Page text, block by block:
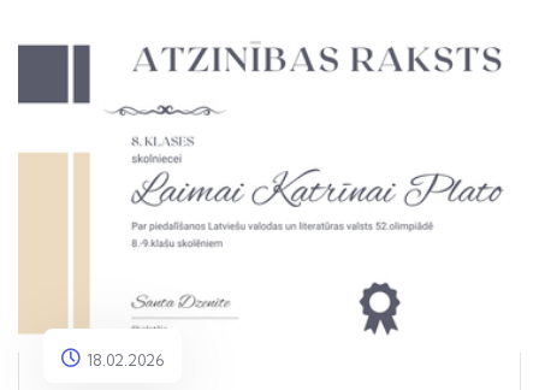
18.02.2026